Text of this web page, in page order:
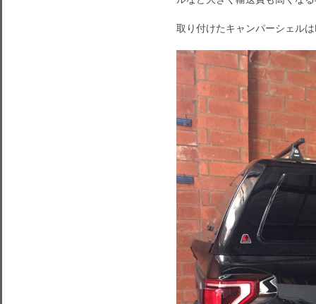
取り付けたキャンパーシェル